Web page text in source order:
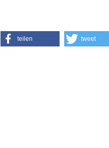
teilen tweet